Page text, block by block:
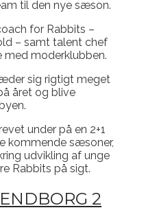
til den nye sæson.
for Rabbits –
– samt talent chef
moderklubben.
sig rigtigt meget
året og blive
under på en 2+1
kommende sæsoner,
udvikling af unge
Rabbits på sigt.
2